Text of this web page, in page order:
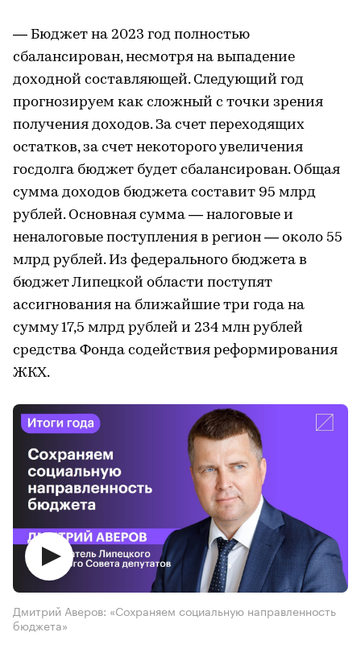
— Бюджет на 2023 год полностью
сбалансирован, несмотря на выпадение
доходной составляющей. Следующий год
прогнозируем как сложный с точки зрения
получения доходов. За счет переходящих
остатков, за счет некоторого увеличения
госдолга бюджет будет сбалансирован. Общая
сумма доходов бюджета составит 95 млрд
рублей. Основная сумма — налоговые и
неналоговые поступления в регион — около 55
млрд рублей. Из федерального бюджета в
бюджет Липецкой области поступят
ассигнования на ближайшие три года на
сумму 17,5 млрд рублей и 234 млн рублей
средства Фонда содействия реформирования
ЖКХ.
Дмитрий Аверов: «Сохраняем социальную направленность
бюджета»